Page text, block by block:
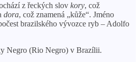
z řeckých slov kory, což
dora, což znamená „kůže“. Jméno
brazilského vývozce ryb – Adolfo
Negro (Rio Negro) v Brazílii.